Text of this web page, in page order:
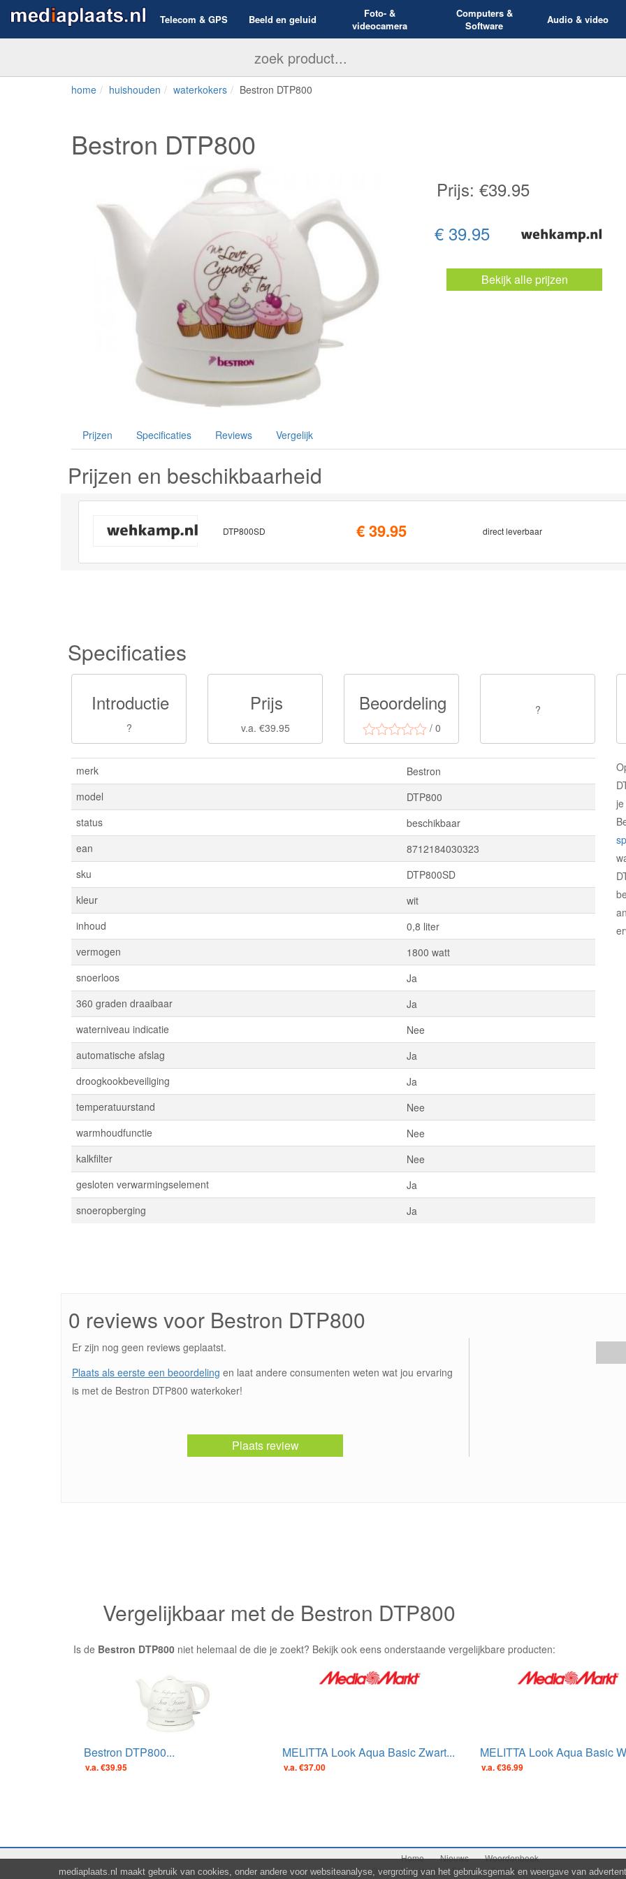
Telecom & GPS Beeld en geluid
Foto- &
videocamera
Computers &
Software
Audio & video
home huishouden waterkokers Bestron DTP800
Bestron DTP800
Prijs: €39.95
€ 39.95
Bekijk alle prijzen
Prijzen Specificaties Reviews Vergelijk
Prijzen en beschikbaarheid
DTP800SD € 39.95 direct leverbaar
Specificaties
Introductie
?
Prijs
v.a. €39.95
Beoordeling
/ 0
?
merk
Bestron
model
DTP800
status
beschikbaar
ean
8712184030323
sku
DTP800SD
kleur
wit
inhoud
0,8 liter
vermogen
1800 watt
snoerloos
Ja
360 graden draaibaar
Ja
waterniveau indicatie
Nee
automatische afslag
Ja
droogkookbeveiliging
Ja
temperatuurstand
Nee
warmhoudfunctie
Nee
kalkfilter
Nee
gesloten verwarmingselement
Ja
snoeropberging
Ja
0 reviews voor Bestron DTP800
Er zijn nog geen reviews geplaatst.
Plaats als eerste een beoordeling en laat andere consumenten weten wat jou ervaring
is met de Bestron DTP800 waterkoker!
Plaats review
Vergelijkbaar met de Bestron DTP800
Is de Bestron DTP800 niet helemaal de die je zoekt? Bekijk ook eens onderstaande vergelijkbare producten:
Bestron DTP800...
v.a. €39.95
MELITTA Look Aqua Basic Zwart...
v.a. €37.00
MELITTA Look Aqua Basic
v.a. €36.99
Home Nieuws Woordenboek
Over mediaplaats.nl Privacy Contact Adverteren
mediaplaats.nl maakt gebruik van cookies, onder andere voor websiteanalyse, vergroting van het gebruiksgemak en weergave van